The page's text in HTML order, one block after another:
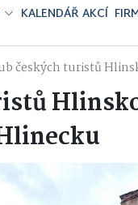
KALENDÁŘ AKCÍ
českých turistů